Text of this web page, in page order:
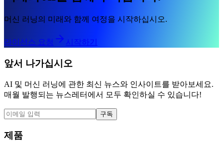
머신 러닝의 미래와 함께 여정을 시작하십시오.
라이선스 요청 시작하기
앞서 나가십시오
AI 및 머신 러닝에 관한 최신 뉴스와 인사이트를 받아보세요.
매월 발행되는 뉴스레터에서 모두 확인하실 수 있습니다!
구독
제품